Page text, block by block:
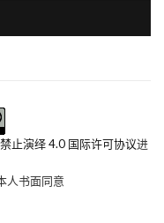
止演绎 4.0 国际许可协议进
人书面同意